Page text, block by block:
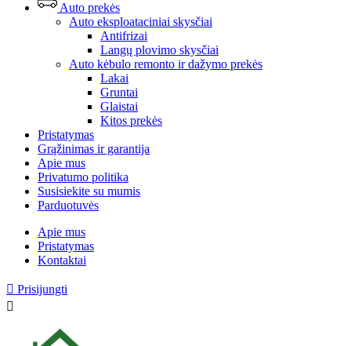
Auto prekės
Auto eksploataciniai skysčiai
Antifrizai
Langų plovimo skysčiai
Auto kėbulo remonto ir dažymo prekės
Lakai
Gruntai
Glaistai
Kitos prekės
Pristatymas
Grąžinimas ir garantija
Apie mus
Privatumo politika
Susisiekite su mumis
Parduotuvės
Apie mus
Pristatymas
Kontaktai
 Prisijungti
